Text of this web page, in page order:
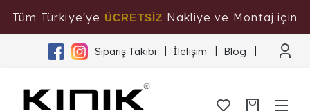
Tüm Türkiye'ye ÜCRETSİZ Nakliye ve Montaj için
Tıklayınız
Sipariş Takibi İletişim Blog